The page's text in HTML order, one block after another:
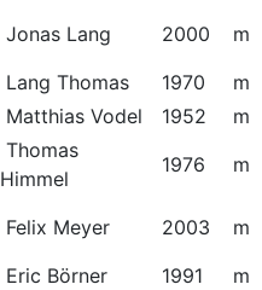
Jonas Lang 2000
m
Lang Thomas 1970
m
Matthias Vodel 1952
m
Thomas
Himmel
1976 m
Felix Meyer 2003
m
Eric Börner 1991
m